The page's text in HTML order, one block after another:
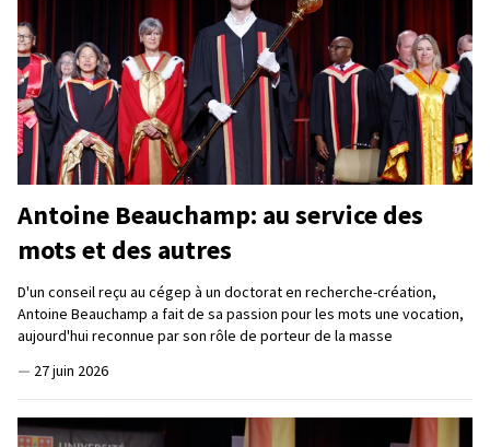
Antoine Beauchamp: au service des
mots et des autres
D'un conseil reçu au cégep à un doctorat en recherche-création,
Antoine Beauchamp a fait de sa passion pour les mots une vocation,
aujourd'hui reconnue par son rôle de porteur de la masse
— 27 juin 2026